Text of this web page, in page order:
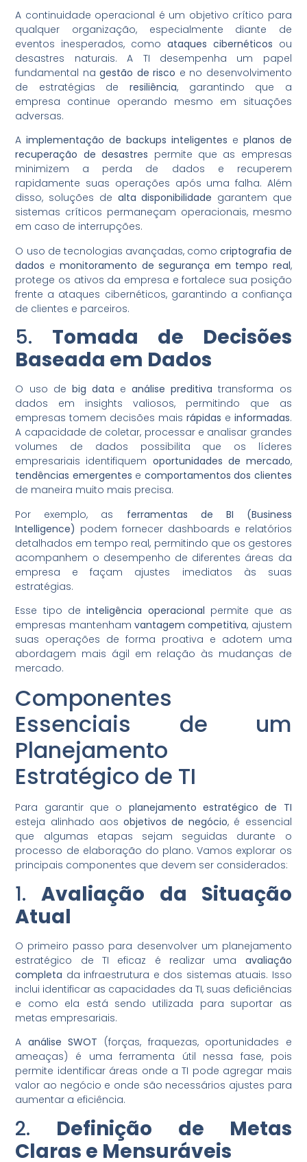
A continuidade operacional é um objetivo crítico para
qualquer organização, especialmente diante de
eventos inesperados, como ataques cibernéticos ou
desastres naturais. A TI desempenha um papel
fundamental nagestão de risco e no desenvolvimento
de estratégias de resiliência, garantindo que a
empresa continue operando mesmo em situações
adversas.
Aimplementação de backups inteligentes e planos de
recuperação de desastres permite que as empresas
minimizem a perda de dados e recuperem
rapidamente suas operações após uma falha. Além
disso, soluções de alta disponibilidade garantem que
sistemas críticos permaneçam operacionais, mesmo
em caso de interrupções.
O uso de tecnologias avançadas, comocriptografia de
dados emonitoramento de segurança em tempo real,
protege os ativos da empresa e fortalece sua posição
frente a ataques cibernéticos, garantindo a confiança
de clientes e parceiros.
5. Tomada de Decisões
Baseada em Dados
O uso de big data eanálise preditiva transforma os
dados em insights valiosos, permitindo que as
empresas tomem decisões mais rápidas e informadas.
A capacidade de coletar, processar e analisar grandes
volumes de dados possibilita que os líderes
empresariais identifiquem oportunidades de mercado,
tendências emergentes e comportamentos dos clientes
de maneira muito mais precisa.
Por exemplo, as ferramentas de BI (Business
Intelligence) podem fornecer dashboards e relatórios
detalhados em tempo real, permitindo que os gestores
acompanhem o desempenho de diferentes áreas da
empresa e façam ajustes imediatos às suas
estratégias.
Esse tipo deinteligência operacional permite que as
empresas mantenham vantagem competitiva, ajustem
suas operações de forma proativa e adotem uma
abordagem mais ágil em relação às mudanças de
mercado.
Componentes
Essenciais de um
Planejamento
Estratégico de TI
Para garantir que o planejamento estratégico de TI
esteja alinhado aos objetivos de negócio, é essencial
que algumas etapas sejam seguidas durante o
processo de elaboração do plano. Vamos explorar os
principais componentes que devem ser considerados:
1.Avaliação da Situação
Atual
O primeiro passo para desenvolver um planejamento
estratégico de TI eficaz é realizar uma avaliação
completa da infraestrutura e dos sistemas atuais. Isso
inclui identificar as capacidades da TI, suas deficiências
e como ela está sendo utilizada para suportar as
metas empresariais.
A análise SWOT (forças, fraquezas, oportunidades e
ameaças) é uma ferramenta útil nessa fase, pois
permite identificar áreas onde a TI pode agregar mais
valor ao negócio e onde são necessários ajustes para
aumentar a eficiência.
2. Definição de Metas
Claras e Mensuráveis